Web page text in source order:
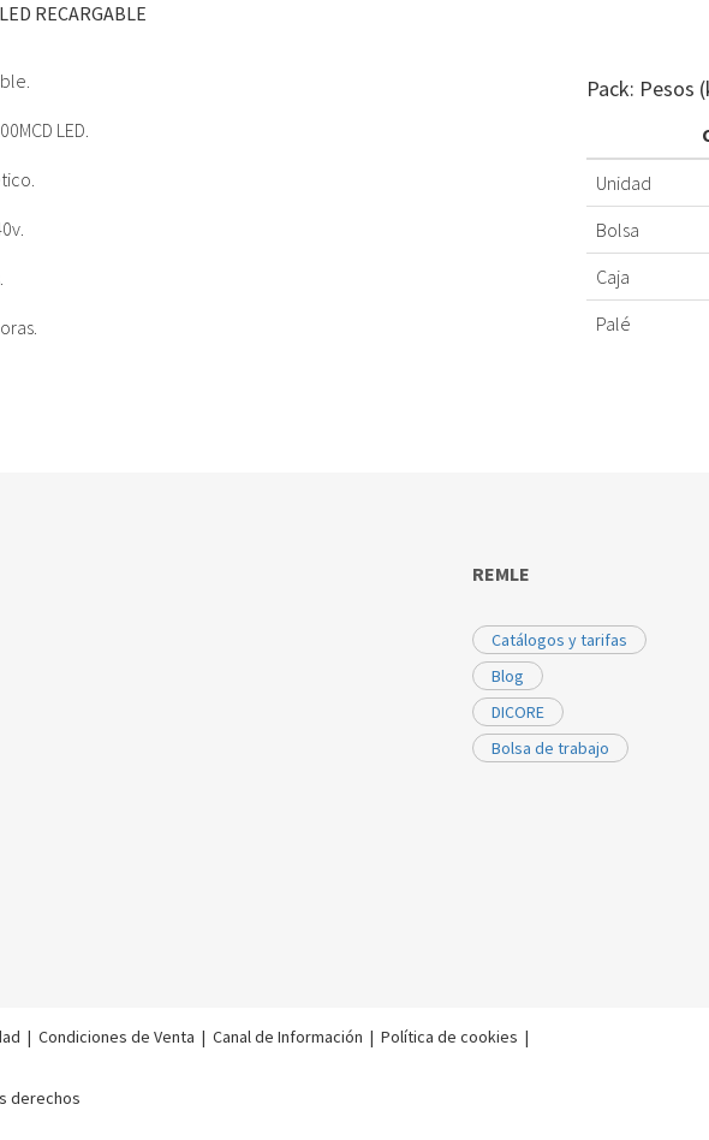
RECARGABLE
LED.
Pack: Pesos
Unidad
Bolsa
Caja
Palé
REMLE
Catálogos y tarifas
Blog
DICORE
Bolsa de trabajo
| Condiciones de Venta | Canal de Información | Política de cookies |
derechos